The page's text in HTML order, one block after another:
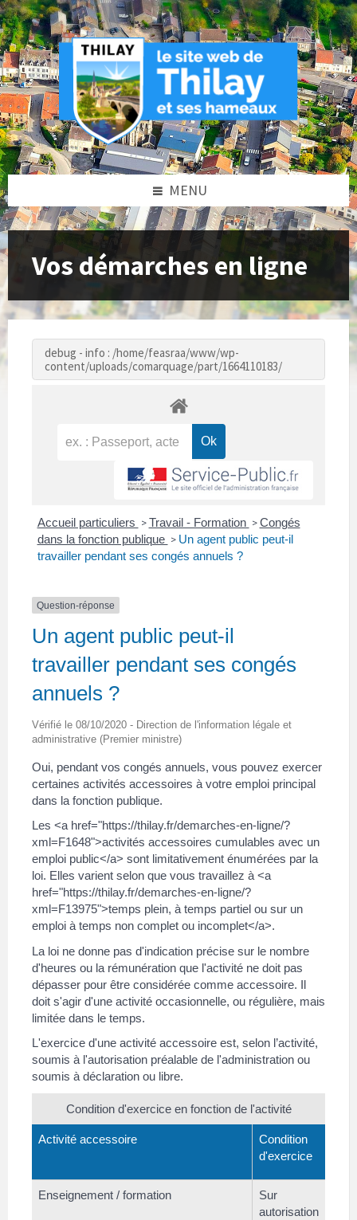
Skip
to
content
Skip
to
left
sidebar
Skip
to
footer
MENU
Vos démarches en ligne
debug - info : /home/feasraa/www/wp-
content/uploads/comarquage/part/1664110183/
Accueil particuliers > Travail - Formation > Congés
dans la fonction publique > Un agent public peut-il
travailler pendant ses congés annuels ?
Question-réponse
Un agent public peut-il
travailler pendant ses congés
annuels ?
Vérifié le 08/10/2020 - Direction de l'information légale et
administrative (Premier ministre)
Oui, pendant vos congés annuels, vous pouvez exercer
certaines activités accessoires à votre emploi principal
dans la fonction publique.
Les <a href="https://thilay.fr/demarches-en-ligne/?
xml=F1648">activités accessoires cumulables avec un
emploi public</a> sont limitativement énumérées par la
loi. Elles varient selon que vous travaillez à <a
href="https://thilay.fr/demarches-en-ligne/?
xml=F13975">temps plein, à temps partiel ou sur un
emploi à temps non complet ou incomplet</a>.
La loi ne donne pas d'indication précise sur le nombre
d'heures ou la rémunération que l'activité ne doit pas
dépasser pour être considérée comme accessoire. Il
doit s'agir d'une activité occasionnelle, ou régulière, mais
limitée dans le temps.
L'exercice d'une activité accessoire est, selon l’activité,
soumis à l'autorisation préalable de l'administration ou
soumis à déclaration ou libre.
Condition d'exercice en fonction de l'activité
Activité accessoire
Condition
d'exercice
Enseignement / formation
Sur
autorisation